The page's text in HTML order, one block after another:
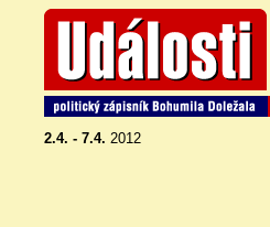
2.4. - 7.4. 2012